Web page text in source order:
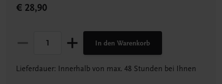
€ 28,90
In den Warenkorb
Lieferdauer: Innerhalb von max. 48 Stunden bei Ihnen